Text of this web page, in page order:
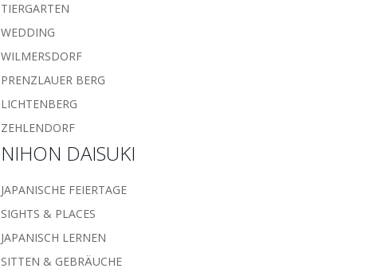
TIERGARTEN
WEDDING
WILMERSDORF
PRENZLAUER BERG
LICHTENBERG
ZEHLENDORF
NIHON DAISUKI
JAPANISCHE FEIERTAGE
SIGHTS & PLACES
JAPANISCH LERNEN
SITTEN & GEBRÄUCHE